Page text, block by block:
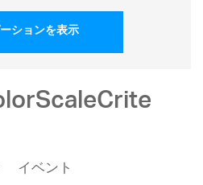
ションを表示
イベント